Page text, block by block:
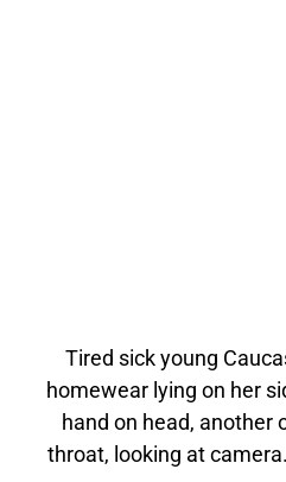
Tired sick young
homewear lying on her
hand on head, another
throat, looking at